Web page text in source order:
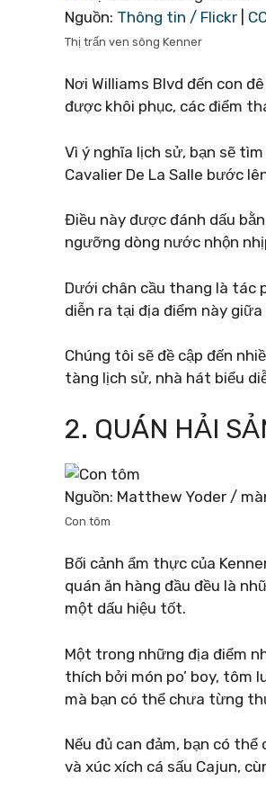
Nguồn: Thông tin / Flickr
Thị trấn ven sông Kenner
Nơi Williams Blvd đến con
được khôi phục, các điểm
Vì ý nghĩa lịch sử, bạn sẽ
Cavalier De La Salle bước
Điều này được đánh dấu
ngưỡng dòng nước nhộn
Dưới chân cầu thang là tác
diễn ra tại địa điểm này giữa
Chúng tôi sẽ đề cập đến
tàng lịch sử, nhà hát biểu
2. QUÁN HẢI
Nguồn: Matthew Yoder /
Con tôm
Bối cảnh ẩm thực của
quán ăn hàng đầu đều là
một dấu hiệu tốt.
Một trong những địa điểm
thích bởi món po’ boy, tôm
mà bạn có thể chưa từng
Nếu đủ can đảm, bạn có
và xúc xích cá sấu Cajun,